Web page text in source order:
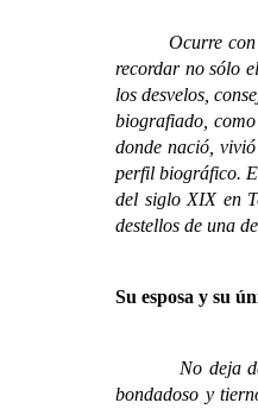
Ocurre con una
recordar no sólo
los desvelos,
biografiado,
donde nació,
perfil biográfico.
del siglo XIX en
destellos de una
Su esposa y su
No deja de
bondadoso y